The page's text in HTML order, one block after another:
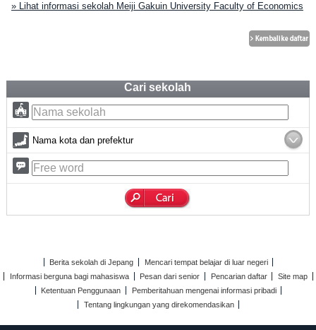
» Lihat informasi sekolah Meiji Gakuin University Faculty of Economics
Cari sekolah
Nama kota dan prefektur
Berita sekolah di Jepang
Mencari tempat belajar di luar negeri
Informasi berguna bagi mahasiswa
Pesan dari senior Pencarian daftar
Site map
Ketentuan Penggunaan
Pemberitahuan mengenai informasi pribadi
Tentang lingkungan yang direkomendasikan